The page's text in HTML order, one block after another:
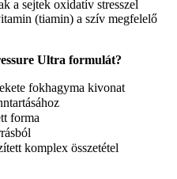
a sejtek oxidatív stresszel
(tiamin) a szív megfelelő
Ultra formulát?
fokhagyma kivonat
forma
komplex összetétel